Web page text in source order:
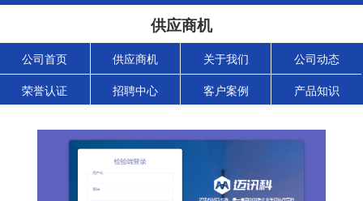
供应商机
公司首页 供应商机 关于我们 公司动态
荣誉认证 招聘中心 客户案例 产品知识